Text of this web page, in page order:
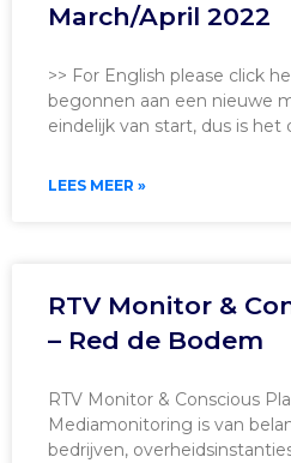
March/April 2022
>> For English please click
begonnen aan een nieuwe
eindelijk van start, dus is het
LEES MEER »
RTV Monitor &
– Red de Bodem
RTV Monitor & Conscious
Mediamonitoring is van
bedrijven,